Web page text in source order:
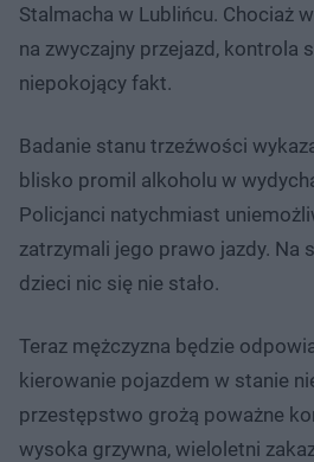
Stalmacha w Lublińcu. Chociaż
na zwyczajny przejazd, kontrola
niepokojący fakt.
Badanie stanu trzeźwości
blisko promil alkoholu w
Policjanci natychmiast
zatrzymali jego prawo jazdy. Na
dzieci nic się nie stało.
Teraz mężczyzna będzie
kierowanie pojazdem w stanie
przestępstwo grożą poważne
wysoka grzywna, wieloletni